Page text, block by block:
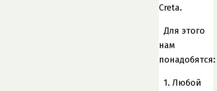
Creta.
Для этого
нам
понадобятся:
1. Любой